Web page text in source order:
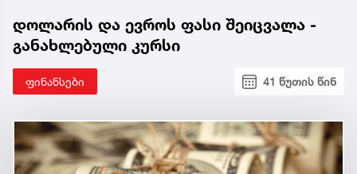
დოლარის და ევროს ფასი შეიცვალა -
განახლებული კურსი
ფინანსები 41 წუთის წინ